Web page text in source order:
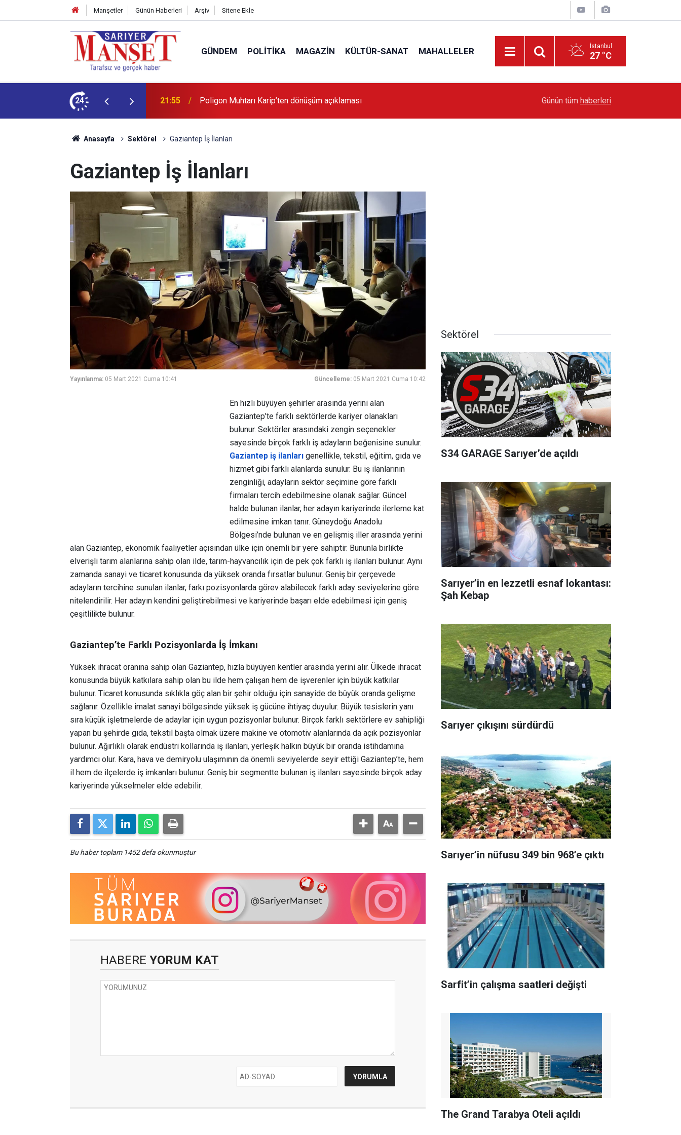
Manşetler Günün Haberleri Arşiv Sitene Ekle
GÜNDEM POLITIKA MAGAZIN KÜLTÜR-SANAT MAHALLELER İstanbul
27 °C
24 13:36 'Poligon'da İstanbul'a örnek proje gerçekleştirilecek' Sarıyer’de Edebiyat Rüzgârı Esecek
Günün tüm haberleri
Anasayfa Sektörel Gaziantep İş İlanları
Gaziantep İş İlanları
Yayınlanma: 05 Mart 2021 Cuma 10:41 Güncelleme: 05 Mart 2021 Cuma 10:42
En hızlı büyüyen şehirler arasında yerini alan
Gaziantep’te farklı sektörlerde kariyer olanakları
bulunur. Sektörler arasındaki zengin seçenekler
sayesinde birçok farklı iş adayların beğenisine sunulur.
Gaziantep iş ilanları genellikle, tekstil, eğitim, gıda ve
hizmet gibi farklı alanlarda sunulur. Bu iş ilanlarının
zenginliği, adayların sektör seçimine göre farklı
firmaları tercih edebilmesine olanak sağlar. Güncel
halde bulunan ilanlar, her adayın kariyerinde ilerleme kat
edilmesine imkan tanır. Güneydoğu Anadolu
Bölgesi’nde bulunan ve en gelişmiş iller arasında yerini
alan Gaziantep, ekonomik faaliyetler açısından ülke için önemli bir yere sahiptir. Bununla birlikte
elverişli tarım alanlarına sahip olan ilde, tarım-hayvancılık için de pek çok farklı iş ilanları bulunur. Aynı
zamanda sanayi ve ticaret konusunda da yüksek oranda fırsatlar bulunur. Geniş bir çerçevede
adayların tercihine sunulan ilanlar, farkı pozisyonlarda görev alabilecek farklı aday seviyelerine göre
nitelendirilir. Her adayın kendini geliştirebilmesi ve kariyerinde başarı elde edebilmesi için geniş
çeşitlilikte bulunur.
Gaziantep’te Farklı Pozisyonlarda İş İmkanı
Yüksek ihracat oranına sahip olan Gaziantep, hızla büyüyen kentler arasında yerini alır. Ülkede ihracat
konusunda büyük katkılara sahip olan bu ilde hem çalışan hem de işverenler için büyük katkılar
bulunur. Ticaret konusunda sıklıkla göç alan bir şehir olduğu için sanayide de büyük oranda gelişme
sağlanır. Özellikle imalat sanayi bölgesinde yüksek iş gücüne ihtiyaç duyulur. Büyük tesislerin yanı
sıra küçük işletmelerde de adaylar için uygun pozisyonlar bulunur. Birçok farklı sektörlere ev sahipliği
yapan bu şehirde gıda, tekstil başta olmak üzere makine ve otomotiv alanlarında da açık pozisyonlar
bulunur. Ağırlıklı olarak endüstri kollarında iş ilanları, yerleşik halkın büyük bir oranda istihdamına
yardımcı olur. Kara, hava ve demiryolu ulaşımının da önemli seviyelerde seyir ettiği Gaziantep’te, hem
il hem de ilçelerde iş imkanları bulunur. Geniş bir segmentte bulunan iş ilanları sayesinde birçok aday
kariyerinde yükselmeler elde edebilir.
Bu haber toplam 1452 defa okunmuştur
HABERE YORUM KAT
Sektörel
S34 GARAGE Sarıyer’de açıldı
Sarıyer’in en lezzetli esnaf lokantası:
Şah Kebap
Sarıyer çıkışını sürdürdü
Sarıyer’in nüfusu 349 bin 968’e çıktı
Sarfit’in çalışma saatleri değişti
The Grand Tarabya Oteli açıldı